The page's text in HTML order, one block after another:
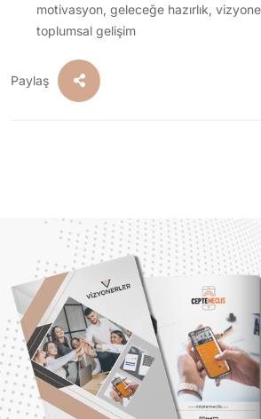
motivasyon, geleceğe hazırlık,
toplumsal gelişim
Paylaş